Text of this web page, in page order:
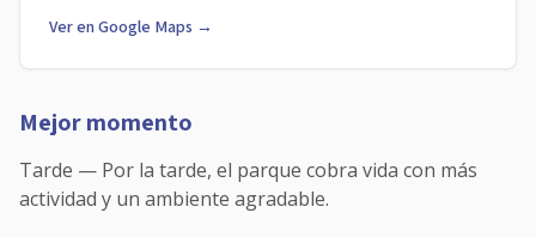
Ver en Google Maps →
Mejor momento
Tarde — Por la tarde, el parque cobra vida con más
actividad y un ambiente agradable.